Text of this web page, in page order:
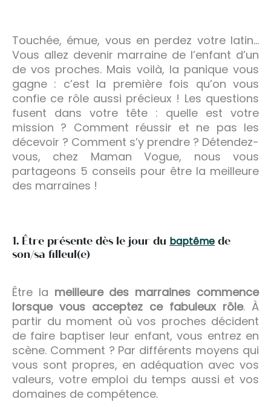
Touchée, émue, vous en perdez votre latin…
Vous allez devenir marraine de l’enfant d’un
de vos proches. Mais voilà, la panique vous
gagne : c’est la première fois qu’on vous
confie ce rôle aussi précieux ! Les questions
fusent dans votre tête : quelle est votre
mission ? Comment réussir et ne pas les
décevoir ? Comment s’y prendre ? Détendez-
vous, chez Maman Vogue, nous vous
partageons 5 conseils pour être la meilleure
des marraines !
1. Être présente dès le jour du baptême de
son/sa filleul(e)
Être la meilleure des marraines commence
lorsque vous acceptez ce fabuleux rôle. À
partir du moment où vos proches décident
de faire baptiser leur enfant, vous entrez en
scène. Comment ? Par différents moyens qui
vous sont propres, en adéquation avec vos
valeurs, votre emploi du temps aussi et vos
domaines de compétence.